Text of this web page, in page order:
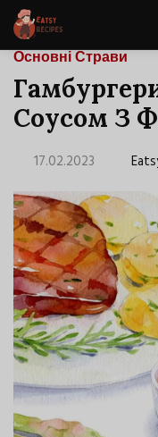
Основні Страви
Соусом З
17.02.2023